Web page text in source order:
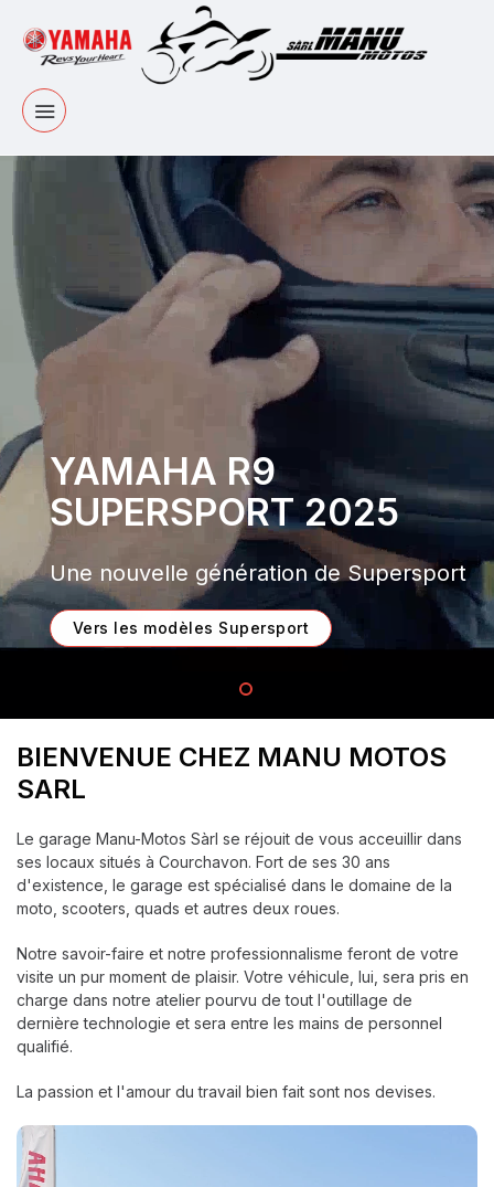
YAMAHA R9
SUPERSPORT 2025
Une nouvelle génération de Supersport
Vers les modèles Supersport
BIENVENUE CHEZ MANU MOTOS
SARL
Le garage Manu-Motos Sàrl se réjouit de vous acceuillir dans
ses locaux situés à Courchavon. Fort de ses 30 ans
d'existence, le garage est spécialisé dans le domaine de la
moto, scooters, quads et autres deux roues.
Notre savoir-faire et notre professionnalisme feront de votre
visite un pur moment de plaisir. Votre véhicule, lui, sera pris en
charge dans notre atelier pourvu de tout l'outillage de
dernière technologie et sera entre les mains de personnel
qualifié.
La passion et l'amour du travail bien fait sont nos devises.